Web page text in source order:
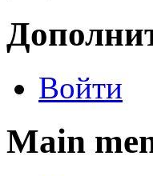
Войти
Main